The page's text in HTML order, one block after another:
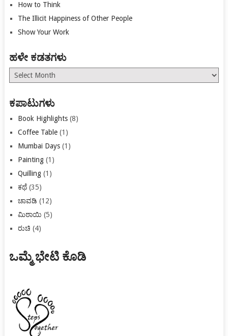
How to Think
The Illicit Happiness of Other People
Show Your Work
ಹಳೇ ಕಡತಗಳು
ಹಳೇ
ಕಡತಗಳು
ಕಪಾಟುಗಳು
Book Highlights(8)
Coffee Table(1)
Mumbai Days(1)
Painting(1)
Quilling(1)
ಕಥೆ(35)
ಚಾವಡಿ (12)
ಮಿಠಾಯಿ (5)
ರುಚಿ (4)
ಒಮ್ಮೆ ಭೇಟಿ ಕೊಡಿ